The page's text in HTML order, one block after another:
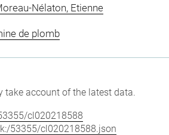
Nélaton, Etienne
de plomb
take account of the latest data.
cl020218588
53355/cl020218588.json